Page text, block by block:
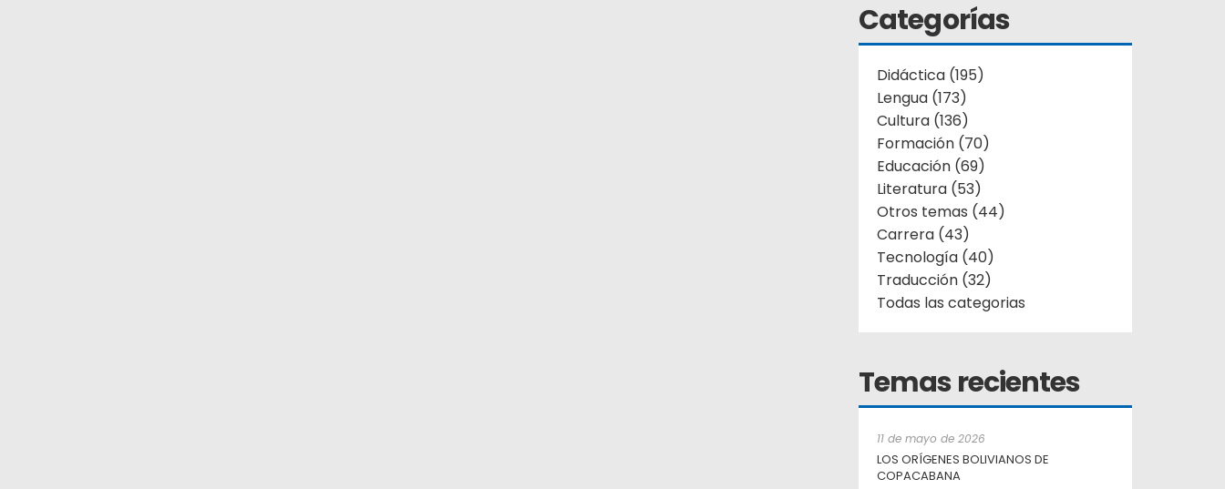
Categorías
Didáctica (195)
Lengua (173)
Cultura (136)
Formación (70)
Educación (69)
Literatura (53)
Otros temas (44)
Carrera (43)
Tecnología (40)
Traducción (32)
Todas las categorias
Temas recientes
11 de mayo de 2026
LOS ORÍGENES BOLIVIANOS DE
COPACABANA